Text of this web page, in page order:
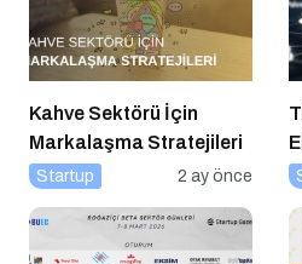
Kahve Sektörü İçin
Markalaşma Stratejileri
Startup 2 ay önce